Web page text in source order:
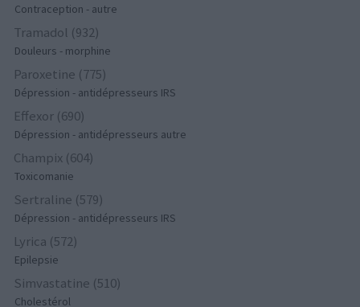
Contraception - autre
Tramadol (932)
Douleurs - morphine
Paroxetine (775)
Dépression - antidépresseurs IRS
Effexor (690)
Dépression - antidépresseurs autre
Champix (604)
Toxicomanie
Sertraline (579)
Dépression - antidépresseurs IRS
Lyrica (572)
Epilepsie
Simvastatine (510)
Cholestérol